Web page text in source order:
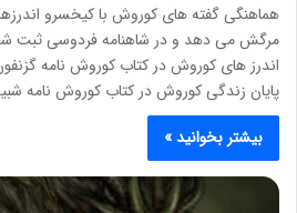
هماهنگی گفته های کوروش با کیخسرو
مرگش می دهد و در شاهنامه فردوسی ثبت
اندرز های کوروش در کتاب کوروش نامه
پایان زندگی کوروش در کتاب کوروش نامه
بیشتر بخوانید »